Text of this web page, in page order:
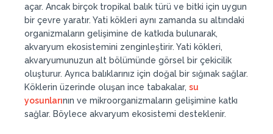
açar. Ancak birçok tropikal balık türü ve bitki için uygun
bir çevre yaratır. Yati kökleri aynı zamanda su altındaki
organizmaların gelişimine de katkıda bulunarak,
akvaryum ekosistemini zenginleştirir. Yati kökleri,
akvaryumunuzun alt bölümünde görsel bir çekicilik
oluşturur. Ayrıca balıklarınız için doğal bir sığınak sağlar.
Köklerin üzerinde oluşan ince tabakalar, su
yosunlarının ve mikroorganizmaların gelişimine katkı
sağlar. Böylece akvaryum ekosistemi desteklenir.